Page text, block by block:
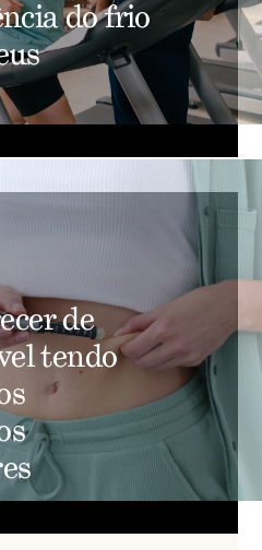
do frio
de
tendo